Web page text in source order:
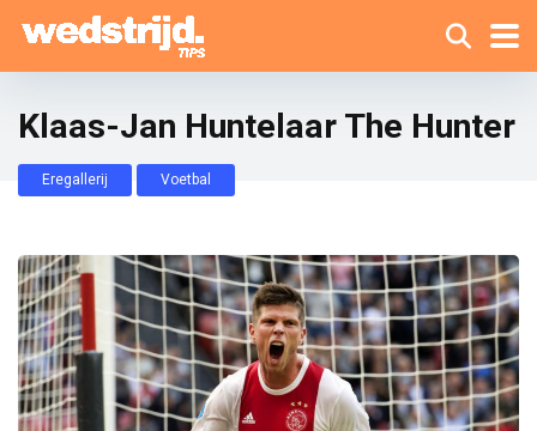
Klaas-Jan Huntelaar The Hunter
Eregallerij Voetbal